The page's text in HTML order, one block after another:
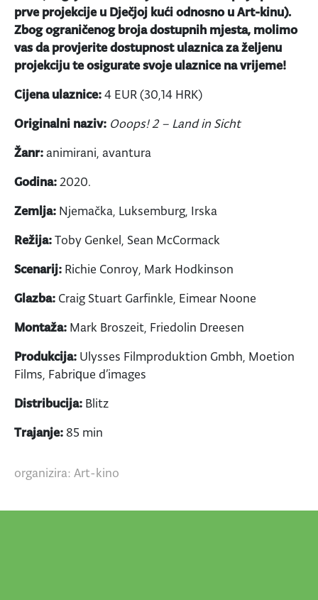
prve projekcije u Dječjoj kući odnosno u Art-kinu).
Zbog ograničenog broja dostupnih mjesta, molimo
vas da provjerite dostupnost ulaznica za željenu
projekciju te osigurate svoje ulaznice na vrijeme!
Cijena ulaznice:4 EUR (30,14 HRK)
Originalni naziv: Ooops! 2 – Land in Sicht
Žanr:animirani, avantura
Godina:2020.
Zemlja: Njemačka, Luksemburg, Irska
Režija:Toby Genkel, Sean McCormack
Scenarij: Richie Conroy, Mark Hodkinson
Glazba: Craig Stuart Garfinkle, Eimear Noone
Montaža: Mark Broszeit, Friedolin Dreesen
Produkcija: Ulysses Filmproduktion Gmbh, Moetion
Films, Fabrique d’images
Distribucija: Blitz
Trajanje: 85 min
organizira: Art-kino